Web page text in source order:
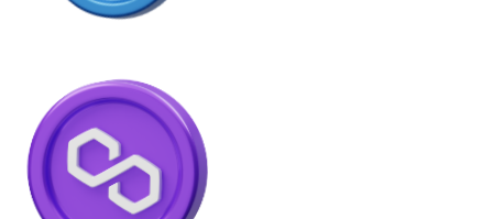
Litecoin
LTC